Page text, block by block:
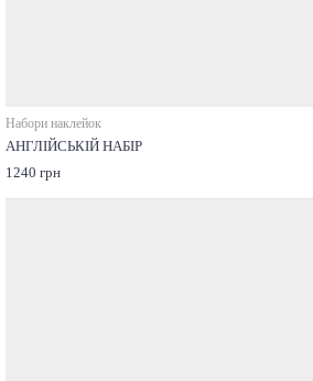
Набори наклейок
АНГЛІЙСЬКІЙ НАБІР
1240 грн